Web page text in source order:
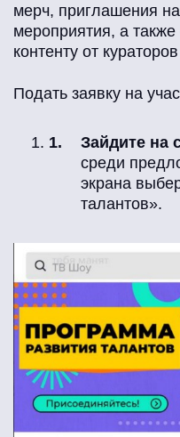
мерч, приглашения
мероприятия, а
контенту от
Подать заявку на
Зайдите на
среди
экрана
талантов».